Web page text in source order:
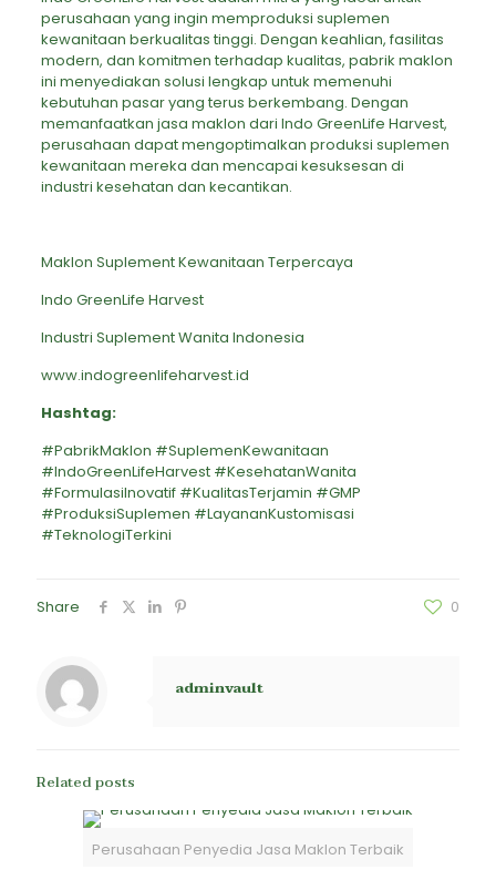
perusahaan yang ingin memproduksi suplemen
kewanitaan berkualitas tinggi. Dengan keahlian, fasilitas
modern, dan komitmen terhadap kualitas, pabrik maklon
ini menyediakan solusi lengkap untuk memenuhi
kebutuhan pasar yang terus berkembang. Dengan
memanfaatkan jasa maklon dari Indo GreenLife Harvest,
perusahaan dapat mengoptimalkan produksi suplemen
kewanitaan mereka dan mencapai kesuksesan di
industri kesehatan dan kecantikan.
Maklon Suplement Kewanitaan Terpercaya
Indo GreenLife Harvest
Industri Suplement Wanita Indonesia
www.indogreenlifeharvest.id
Hashtag:
#PabrikMaklon #SuplemenKewanitaan
#IndoGreenLifeHarvest #KesehatanWanita
#FormulasiInovatif #KualitasTerjamin #GMP
#ProduksiSuplemen #LayananKustomisasi
#TeknologiTerkini
Share 0
adminvault
Related posts
Perusahaan Penyedia Jasa Maklon Terbaik